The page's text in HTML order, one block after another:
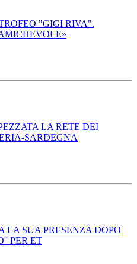
"GIGI RIVA".
LA RETE DEI
SARDEGNA
LA SUA PRESENZA DOPO
PER ET